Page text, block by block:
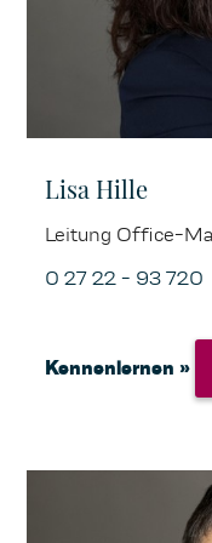
Lisa Hille
Leitung Office-
0 27 22 - 93 720
Kennenlernen »